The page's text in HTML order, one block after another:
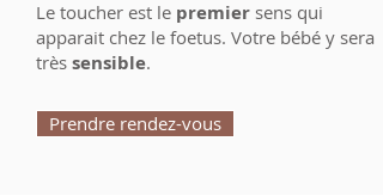
Le toucher est le premier sens qui
apparait chez le foetus. Votre bébé y sera
très sensible.
Prendre rendez-vous